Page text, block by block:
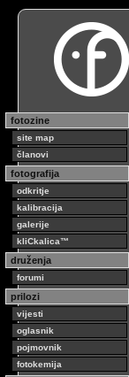
fotozine
site map
članovi
fotografija
odkritje
kalibracija
galerije
kliCkalica™
druženja
forumi
prilozi
vijesti
oglasnik
pojmovnik
fotokemija